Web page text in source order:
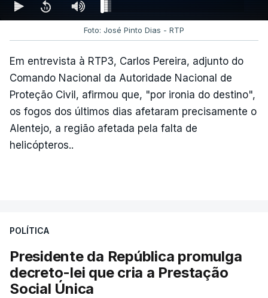
Foto: José Pinto Dias - RTP
Em entrevista à RTP3, Carlos Pereira, adjunto do
Comando Nacional da Autoridade Nacional de
Proteção Civil, afirmou que, "por ironia do destino",
os fogos dos últimos dias afetaram precisamente o
Alentejo, a região afetada pela falta de
helicópteros..
POLÍTICA
Presidente da República promulga
decreto-lei que cria a Prestação
Social Única